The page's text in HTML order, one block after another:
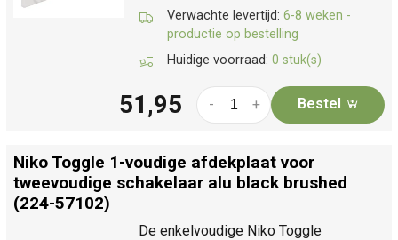
Verwachte levertijd: 6-8 weken -
productie op bestelling
Huidige voorraad: 0 stuk(s)
51,95 +
- Bestel
Niko Toggle 1-voudige afdekplaat voor
tweevoudige schakelaar alu black brushed
(224-57102)
De enkelvoudige Niko Toggle